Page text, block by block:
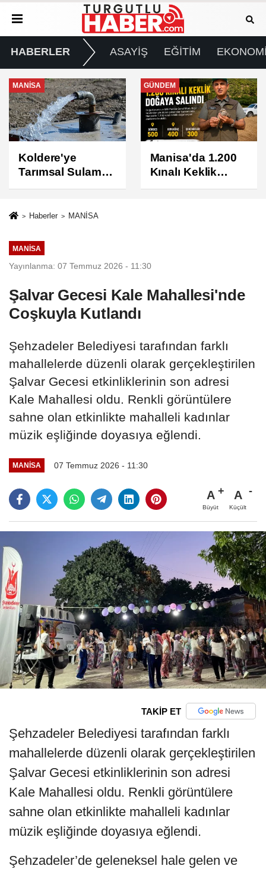
HABERLER ASAYİŞ EĞİTİM
GÜNDEM
Manisa'da 1.200
Kınalı Keklik
Doğaya Salındı
GÜNDEM
Turgutlu'da 8
Ağustos
Cumartesi Günü
Haberler MANİSA
MANİSA
Yayınlanma: 07 Temmuz 2026 - 11:30
Şalvar Gecesi Kale Mahallesi'nde
Coşkuyla Kutlandı
Şehzadeler Belediyesi tarafından farklı
mahallelerde düzenli olarak gerçekleştirilen
Şalvar Gecesi etkinliklerinin son adresi
Kale Mahallesi oldu. Renkli görüntülere
sahne olan etkinlikte mahalleli kadınlar
müzik eşliğinde doyasıya eğlendi.
MANİSA 07 Temmuz 2026 - 11:30
A
Büyüt
A
Küçült
TAKİP ET
Şehzadeler Belediyesi tarafından farklı
mahallelerde düzenli olarak gerçekleştirilen
Şalvar Gecesi etkinliklerinin son adresi
Kale Mahallesi oldu. Renkli görüntülere
sahne olan etkinlikte mahalleli kadınlar
müzik eşliğinde doyasıya eğlendi.
Şehzadeler’de geleneksel hale gelen ve